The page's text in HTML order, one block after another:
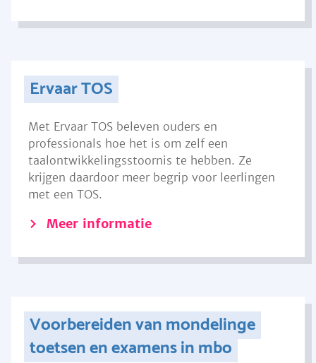
Ervaar TOS
Met Ervaar TOS beleven ouders en
professionals hoe het is om zelf een
taalontwikkelingsstoornis te hebben. Ze
krijgen daardoor meer begrip voor leerlingen
met een TOS.
Meer informatie
Voorbereiden van mondelinge
toetsen en examens in mbo